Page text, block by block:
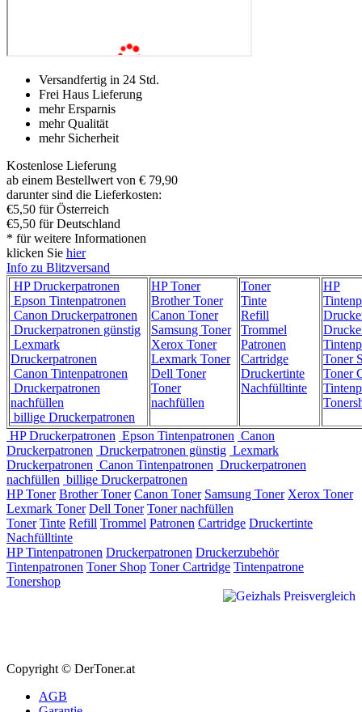
Versandfertig in 24 Std.
Frei Haus Lieferung
mehr Ersparnis
mehr Qualität
mehr Sicherheit
Kostenlose Lieferung
ab einem Bestellwert von € 79,90
darunter sind die Lieferkosten:
€5,50 für Österreich
€5,50 für Deutschland
* für weitere Informationen
klicken Sie hier
Info zu Blitzversand
HP Druckerpatronen
Epson Tintenpatronen
Canon Druckerpatronen
Druckerpatronen günstig
Lexmark
Druckerpatronen
Canon Tintenpatronen
Druckerpatronen
nachfüllen
billige Druckerpatronen
HP Toner
Brother Toner
Canon Toner
Samsung Toner
Xerox Toner
Lexmark Toner
Dell Toner
Toner
nachfüllen
Toner
Tinte
Refill
Trommel
Patronen
Cartridge
Druckertinte
Nachfülltinte
HP
Toner
Toner
HP Druckerpatronen Epson Tintenpatronen Canon
Druckerpatronen Druckerpatronen günstig Lexmark
Druckerpatronen Canon Tintenpatronen Druckerpatronen
nachfüllen billige Druckerpatronen
HP Toner Brother Toner Canon Toner Samsung Toner Xerox Toner
Lexmark Toner Dell Toner Toner nachfüllen
Toner Tinte Refill Trommel Patronen Cartridge Druckertinte
Nachfülltinte
HP Tintenpatronen Druckerpatronen Druckerzubehör
Tintenpatronen Toner Shop Toner Cartridge Tintenpatrone
Tonershop
Copyright © DerToner.at
AGB